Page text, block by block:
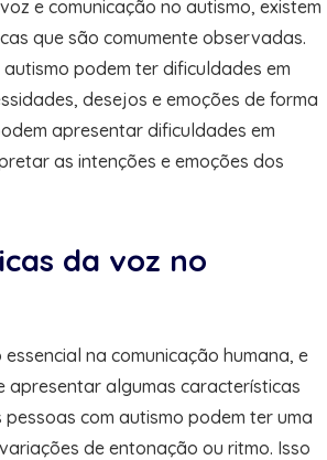
e comunicação no autismo, existem
que são comumente observadas.
podem ter dificuldades em
desejos e emoções de forma
apresentar dificuldades em
as intenções e emoções dos
da voz no
na comunicação humana, e
apresentar algumas características
pessoas com autismo podem ter uma
de entonação ou ritmo. Isso